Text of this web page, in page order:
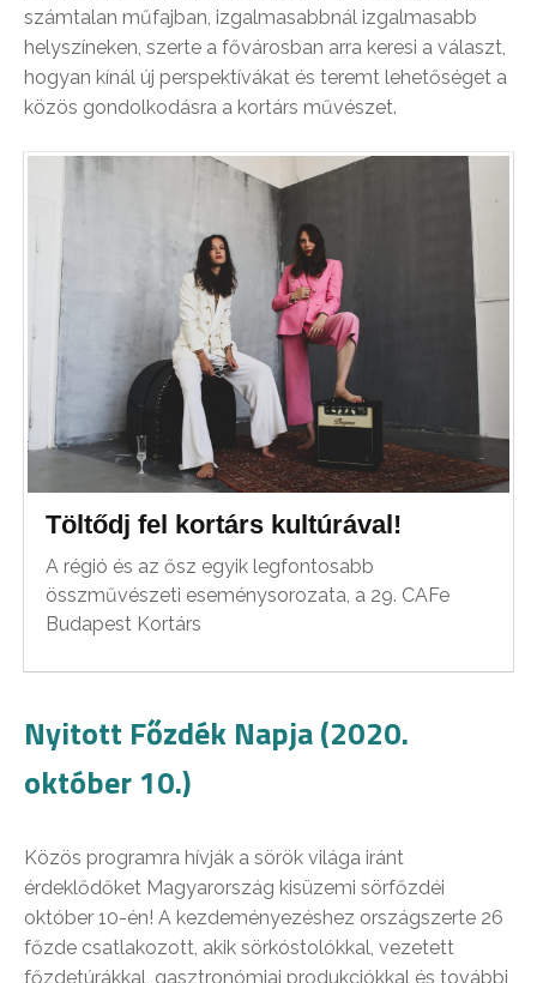
számtalan műfajban, izgalmasabbnál izgalmasabb
helyszíneken, szerte a fővárosban arra keresi a választ,
hogyan kínál új perspektívákat és teremt lehetőséget a
közös gondolkodásra a kortárs művészet.
Töltődj fel kortárs kultúrával!
A régió és az ősz egyik legfontosabb
összművészeti eseménysorozata, a 29. CAFe
Budapest Kortárs
Nyitott Főzdék Napja (2020.
október 10.)
Közös programra hívják a sörök világa iránt
érdeklődőket Magyarország kisüzemi sörfőzdéi
október 10-én! A kezdeményezéshez országszerte 26
főzde csatlakozott, akik sörkóstolókkal, vezetett
főzdetúrákkal, gasztronómiai produkciókkal és további